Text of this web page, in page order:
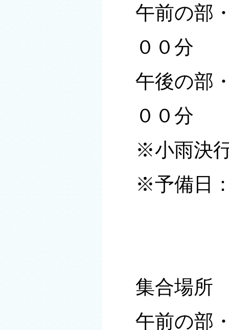
午前の部
００分
午後の部
００分
※小雨決
※予備日
集合場所
午前の部